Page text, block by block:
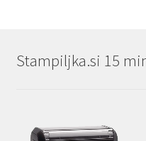
Stampiljka.si 15